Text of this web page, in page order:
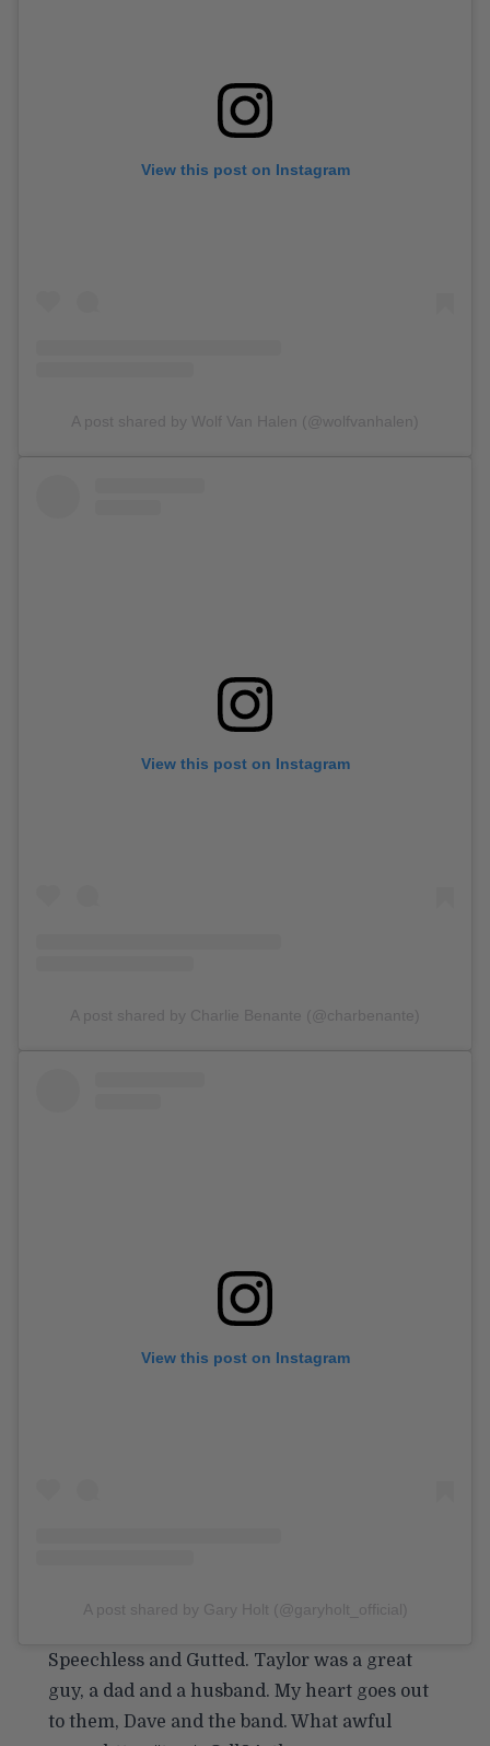
View this post on Instagram
A post shared by Wolf Van Halen (@wolfvanhalen)
View this post on Instagram
A post shared by Charlie Benante (@charbenante)
View this post on Instagram
A post shared by Gary Holt (@garyholt_official)
Speechless and Gutted. Taylor was a great
guy, a dad and a husband. My heart goes out
to them, Dave and the band. What awful